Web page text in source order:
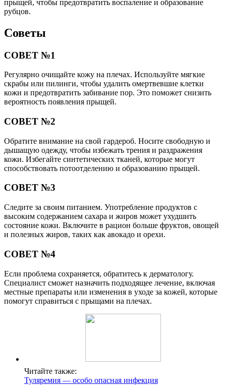
прыщей, чтобы предотвратить воспаление и образование
рубцов.
Советы
СОВЕТ №1
Регулярно очищайте кожу на плечах. Используйте мягкие
скрабы или пилинги, чтобы удалить омертвевшие клетки
кожи и предотвратить забивание пор. Это поможет снизить
вероятность появления прыщей.
СОВЕТ №2
Обратите внимание на свой гардероб. Носите свободную и
дышащую одежду, чтобы избежать трения и раздражения
кожи. Избегайте синтетических тканей, которые могут
способствовать потоотделению и образованию прыщей.
СОВЕТ №3
Следите за своим питанием. Употребление продуктов с
высоким содержанием сахара и жиров может ухудшить
состояние кожи. Включите в рацион больше фруктов, овощей
и полезных жиров, таких как авокадо и орехи.
СОВЕТ №4
Если проблема сохраняется, обратитесь к дерматологу.
Специалист сможет назначить подходящее лечение, включая
местные препараты или изменения в уходе за кожей, которые
помогут справиться с прыщами на плечах.
Читайте также:
Туляремия — особо опасная инфекция